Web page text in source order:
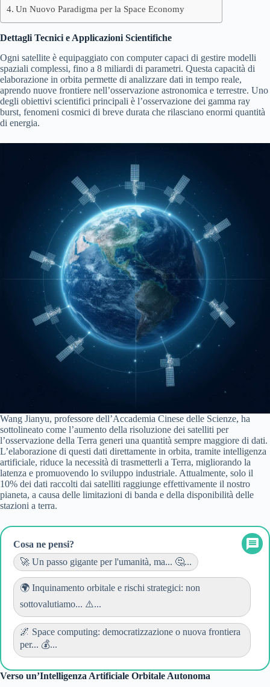
Un Nuovo Paradigma per la Space Economy
Dettagli Tecnici e Applicazioni Scientifiche
Ogni satellite è equipaggiato con computer capaci di gestire modelli
spaziali complessi, fino a 8 miliardi di parametri. Questa capacità di
elaborazione in orbita permette di analizzare dati in tempo reale,
aprendo nuove frontiere nell’osservazione astronomica e terrestre. Uno
degli obiettivi scientifici principali è l’osservazione dei gamma ray
burst, fenomeni cosmici di breve durata che rilasciano enormi quantità
di energia.
Wang Jianyu, professore dell’Accademia Cinese delle Scienze, ha
sottolineato come l’aumento della risoluzione dei satelliti per
l’osservazione della Terra generi una quantità sempre maggiore di dati.
L’elaborazione di questi dati direttamente in orbita, tramite intelligenza
artificiale, riduce la necessità di trasmetterli a Terra, migliorando la
latenza e promuovendo lo sviluppo industriale. Attualmente, solo il
10% dei dati raccolti dai satelliti raggiunge effettivamente il nostro
pianeta, a causa delle limitazioni di banda e della disponibilità delle
stazioni a terra.
Cosa ne pensi?
🚀 Un passo gigante per l'umanità, ma... 🤔...
🌍 Inquinamento orbitale e rischi strategici: non
sottovalutiamo... ⚠️...
🌌 Space computing: democratizzazione o nuova frontiera
per... 💰...
Verso un’Intelligenza Artificiale Orbitale Autonoma